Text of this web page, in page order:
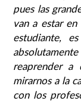
pues las
van a estar
estudiante,
reaprender a
mirarnos a la
con los